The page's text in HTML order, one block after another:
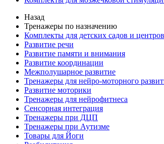
Назад
Тренажеры по назначению
Комплекты для детских садов и центров
Развитие речи
Развитие памяти и внимания
Развитие координации
Межполушарное развитие
Тренажеры для нейро-моторного
Развитие моторики
Тренажеры для нейрофитнеса
Сенсорная интеграция
Тренажеры при ДЦП
Тренажеры при Аутизме
Товары для Йоги